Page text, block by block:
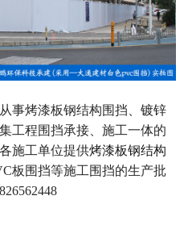
事烤漆板钢结构围挡、 镀锌
工程围挡承接、施工一体的
施工单位提供烤漆板钢结构
板围挡等施工围挡的生产批